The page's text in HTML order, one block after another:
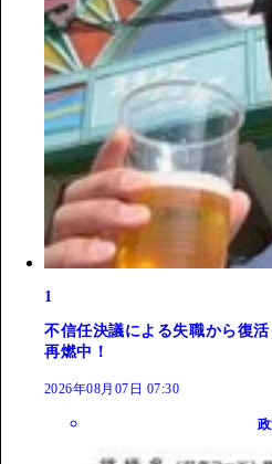
1
不信任決議による失職から復
再燃中！
2026年08月07日 07:30